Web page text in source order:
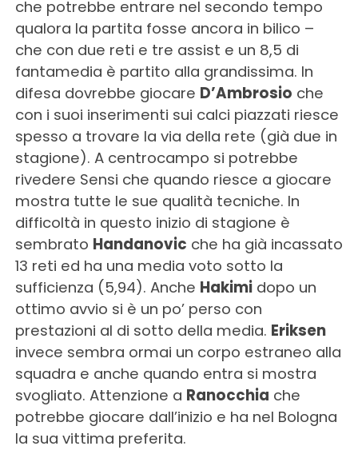
che potrebbe entrare nel secondo tempo
qualora la partita fosse ancora in bilico –
che con due reti e tre assist e un 8,5 di
fantamedia è partito alla grandissima. In
difesa dovrebbe giocare D’Ambrosio che
con i suoi inserimenti sui calci piazzati riesce
spesso a trovare la via della rete (già due in
stagione). A centrocampo si potrebbe
rivedere Sensi che quando riesce a giocare
mostra tutte le sue qualità tecniche. In
difficoltà in questo inizio di stagione è
sembrato Handanovic che ha già incassato
13 reti ed ha una media voto sotto la
sufficienza (5,94). Anche Hakimidopo un
ottimo avvio si è un po’ perso con
prestazioni al di sotto della media. Eriksen
invece sembra ormai un corpo estraneo alla
squadra e anche quando entra si mostra
svogliato. Attenzione a Ranocchia che
potrebbe giocare dall’inizio e ha nel Bologna
la sua vittima preferita.